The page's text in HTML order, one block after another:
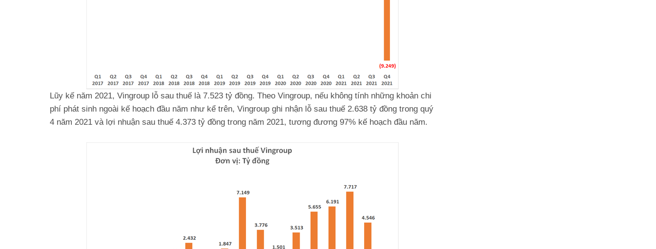
Lũy kế năm 2021, Vingroup lỗ sau thuế là 7.523 tỷ đồng. Theo Vingroup, nếu không tính những khoản chi
phí phát sinh ngoài kế hoạch đầu năm như kể trên, Vingroup ghi nhận lỗ sau thuế 2.638 tỷ đồng trong quý
4 năm 2021 và lợi nhuận sau thuế 4.373 tỷ đồng trong năm 2021, tương đương 97% kế hoạch đầu năm.